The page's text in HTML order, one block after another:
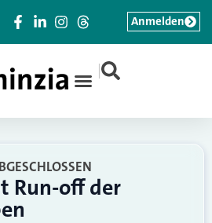
|
Anmelden
Run-off der